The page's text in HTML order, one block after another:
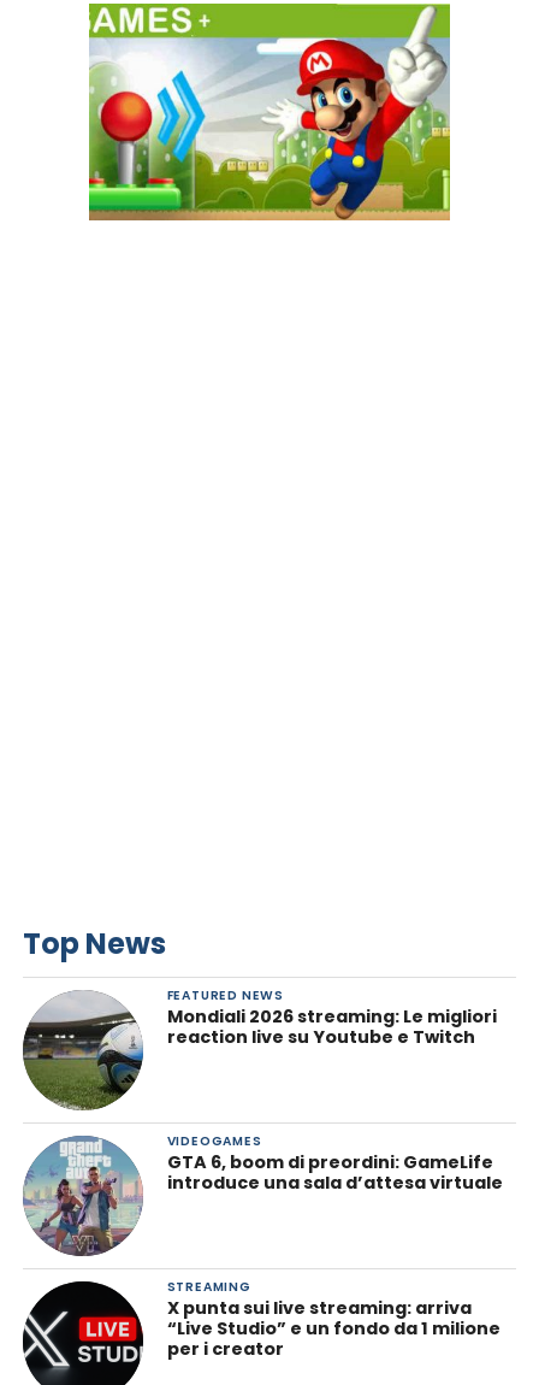
Top News
FEATURED NEWS
Mondiali 2026 streaming: Le migliori
reaction live su Youtube e Twitch
VIDEOGAMES
GTA 6, boom di preordini: GameLife
introduce una sala d’attesa virtuale
STREAMING
X punta sui live streaming: arriva
“Live Studio” e un fondo da 1 milione
per i creator